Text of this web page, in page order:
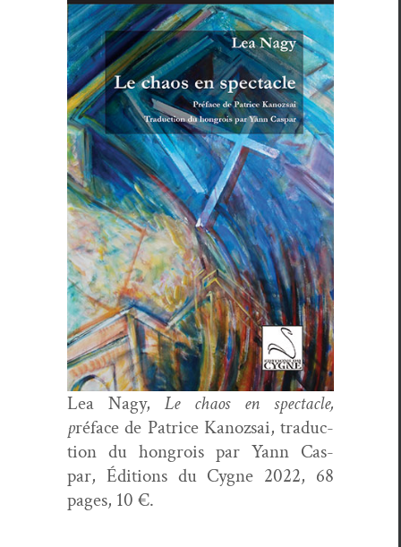
Lea Nagy, Le chaos en spec­ta­cle,
préface de Patrice Kanoz­sai, tra­duc­
tion du hon­grois par Yann Cas­
par, Édi­tions du Cygne 2022, 68
pages, 10 €.